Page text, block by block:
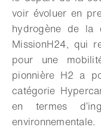
voir évoluer en
hydrogène de la
MissionH24, qui
pour une
pionnière H2 a
catégorie
en termes
environnementale.